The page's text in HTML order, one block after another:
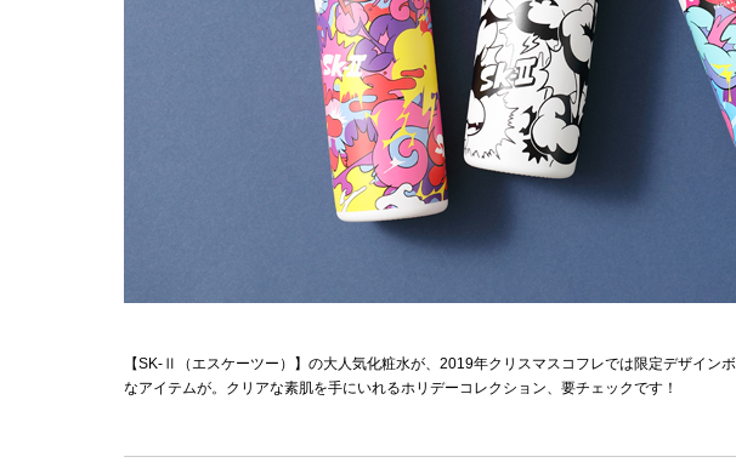
【SK-Ⅱ（エスケーツー）】の大人気化粧水が、2019年クリスマスコフレでは限定デザイン
なアイテムが。クリアな素肌を手にいれるホリデーコレクション、要チェックです！